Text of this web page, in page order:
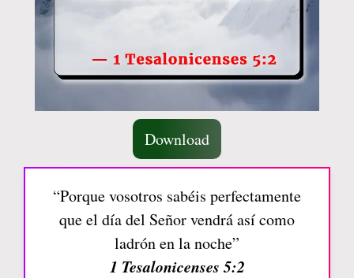
Download
“Porque vosotros sabéis perfectamente
que el día del Señor vendrá así como
ladrón en la noche”
1 Tesalonicenses 5:2